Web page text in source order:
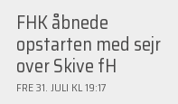
FHK åbnede
opstarten med sejr
over Skive fH
FRE 31. JULI KL 19:17